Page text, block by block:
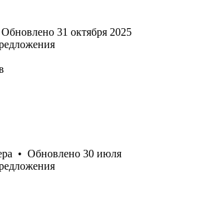
Обновлено 31 октября 2025
• Обновлено 30 июля